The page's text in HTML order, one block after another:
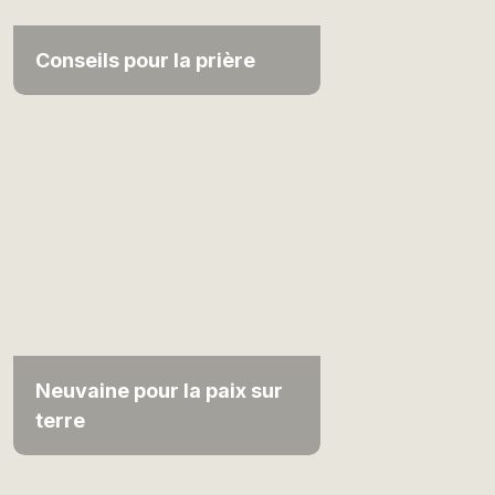
Conseils pour la prière
Neuvaine pour la paix sur
terre